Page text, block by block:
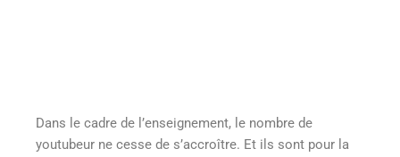
Dans le cadre de l’enseignement, le nombre de
youtubeur ne cesse de s’accroître. Et ils sont pour la